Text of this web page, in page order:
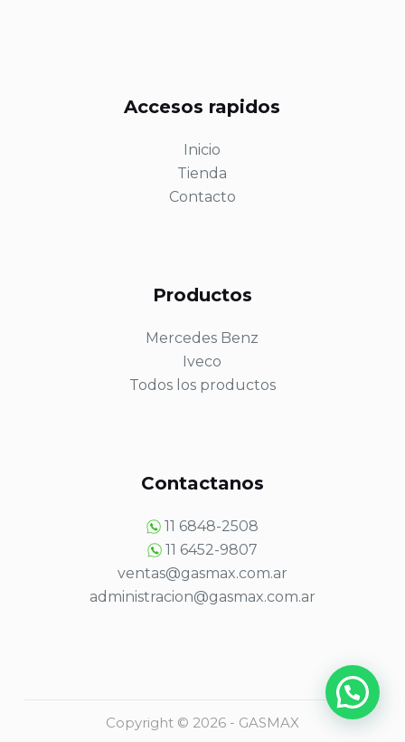
Accesos rapidos
Inicio
Tienda
Contacto
Productos
Mercedes Benz
Iveco
Todos los productos
Contactanos
11 6848-2508
11 6452-9807
ventas@gasmax.com.ar
administracion@gasmax.com.ar
Copyright © 2026 - GASMAX